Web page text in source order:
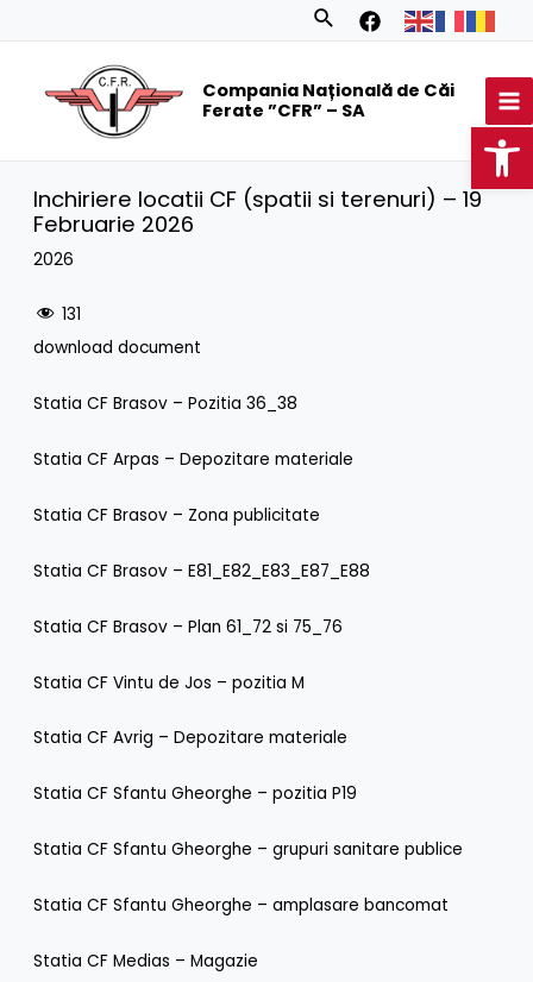
Search
Compania Națională de Căi
Ferate ”CFR” – SA
Inchiriere locatii CF (spatii si terenuri) – 19
Februarie 2026
2026
131
download document
Statia CF Brasov – Pozitia 36_38
Statia CF Arpas – Depozitare materiale
Statia CF Brasov – Zona publicitate
Statia CF Brasov – E81_E82_E83_E87_E88
Statia CF Brasov – Plan 61_72 si 75_76
Statia CF Vintu de Jos – pozitia M
Statia CF Avrig – Depozitare materiale
Statia CF Sfantu Gheorghe – pozitia P19
Statia CF Sfantu Gheorghe – grupuri sanitare publice
Statia CF Sfantu Gheorghe – amplasare bancomat
Statia CF Medias – Magazie